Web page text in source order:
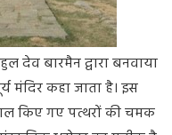
देव बारमैन द्वारा बनवाया
मंदिर कहा जाता है। इस
किए गए पत्थरों की चमक